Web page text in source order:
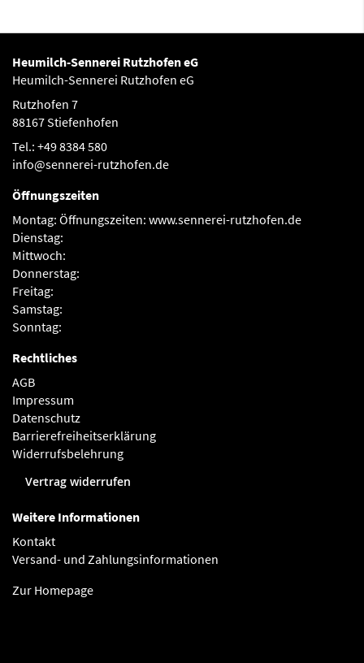
Heumilch-Sennerei Rutzhofen eG
Heumilch-Sennerei Rutzhofen eG
Rutzhofen 7
88167 Stiefenhofen
Tel.: +49 8384 580
info@sennerei-rutzhofen.de
Öffnungszeiten
Montag: Öffnungszeiten: www.sennerei-rutzhofen.de
Dienstag:
Mittwoch:
Donnerstag:
Freitag:
Samstag:
Sonntag:
Rechtliches
AGB
Impressum
Datenschutz
Barrierefreiheitserklärung
Widerrufsbelehrung
Vertrag widerrufen
Weitere Informationen
Kontakt
Versand- und Zahlungsinformationen
Zur Homepage